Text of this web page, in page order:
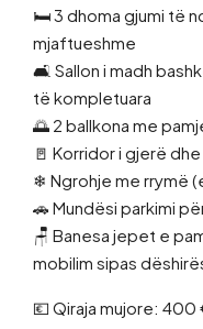
🛏 3 dhoma gjumi të
mjaftueshme
🛋 Sallon i madh
të kompletuara
🌅 2 ballkona me
🚪 Korridor i gjerë
❄ Ngrohje me rrymë
🚗 Mundësi parkimi
🪑 Banesa jepet e
mobilim sipas
💶 Qiraja mujore: 400